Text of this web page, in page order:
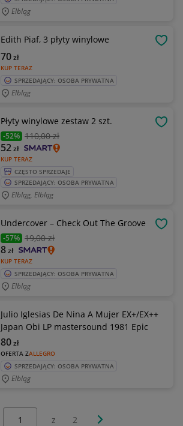
Elbląg
Edith Piaf, 3 płyty winylowe
KUP TERAZ
70zł
SPRZEDAJĄCY: OSOBA PRYWATNA
Elbląg
Płyty winylowe zestaw 2 szt.
-52% 110,00 zł
KUP TERAZ
52zł
CZĘSTO SPRZEDAJE
SPRZEDAJĄCY: OSOBA PRYWATNA
Elbląg, Elbląg
Undercover – Check Out The Groove
-57% 19,00 zł
KUP TERAZ
8zł
SPRZEDAJĄCY: OSOBA PRYWATNA
Elbląg
Julio Iglesias De Nina A Mujer EX+/EX++
Japan Obi LP mastersound 1981 Epic
OFERTA ZALLEGRO
80zł
SPRZEDAJĄCY: OSOBA PRYWATNA
Elbląg
z 2 Następna strona